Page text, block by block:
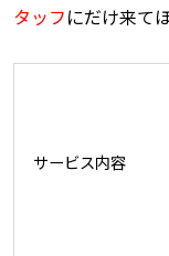
タッフにだけ来て
サービス内容